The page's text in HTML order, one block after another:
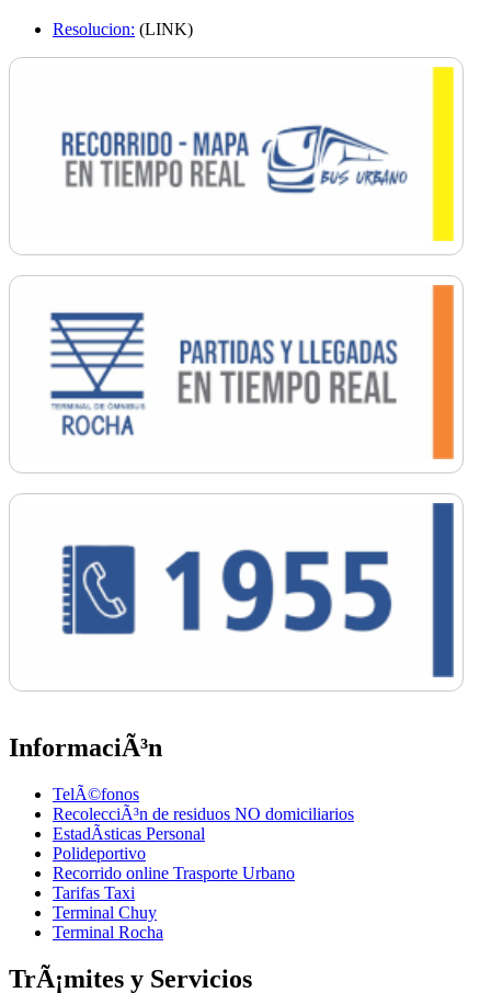
Resolucion: (LINK)
InformaciÃ³n
TelÃ©fonos
RecolecciÃ³n de residuos NO domiciliarios
EstadÃ­sticas Personal
Polideportivo
Recorrido online Trasporte Urbano
Tarifas Taxi
Terminal Chuy
Terminal Rocha
TrÃ¡mites y Servicios